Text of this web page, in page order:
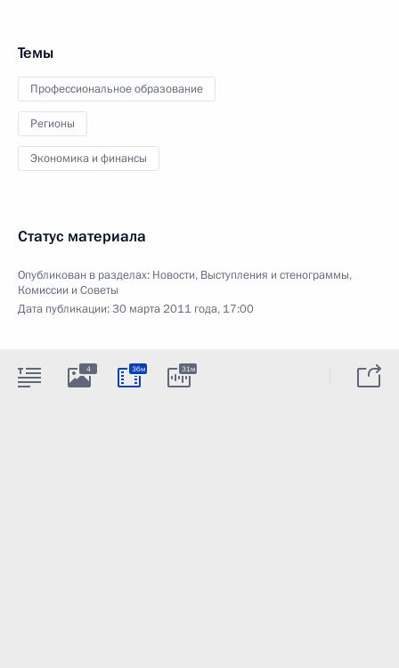
Темы
Профессиональное образование
Регионы
Экономика и финансы
Статус материала
Опубликован в разделах: Новости, Выступления и стенограммы,
Комиссии и Советы
Дата публикации:30 марта 2011 года, 17:00
4 36м 31м